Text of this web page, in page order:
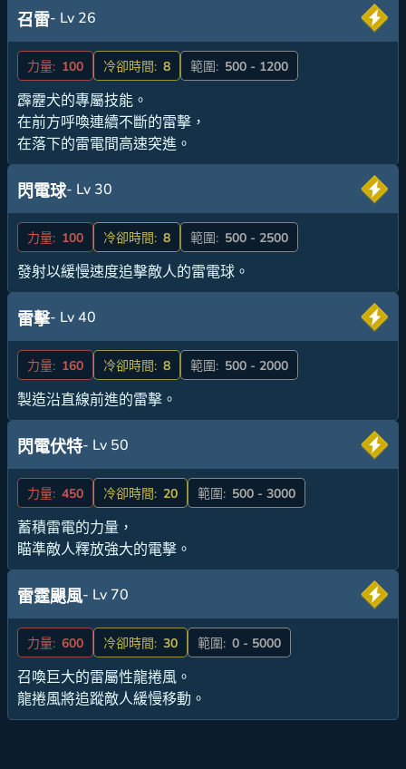
召雷- Lv 26
力量: 100 冷卻時間: 8 範圍: 500 - 1200
霹靂犬的專屬技能。
在前方呼喚連續不斷的雷擊，
在落下的雷電間高速突進。
閃電球- Lv 30
力量: 100 冷卻時間: 8 範圍: 500 - 2500
發射以緩慢速度追擊敵人的雷電球。
雷擊- Lv 40
力量: 160 冷卻時間: 8 範圍: 500 - 2000
製造沿直線前進的雷擊。
閃電伏特- Lv 50
力量: 450 冷卻時間: 20 範圍: 500 - 3000
蓄積雷電的力量，
瞄準敵人釋放強大的電擊。
雷霆颶風- Lv 70
力量: 600 冷卻時間: 30 範圍: 0 - 5000
召喚巨大的雷屬性龍捲風。
龍捲風將追蹤敵人緩慢移動。